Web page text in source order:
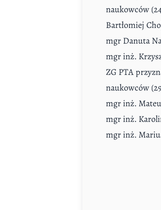
naukowców
Bartłomiej
mgr Danuta
mgr inż.
ZG PTA
naukowców
mgr inż.
mgr inż.
mgr inż.